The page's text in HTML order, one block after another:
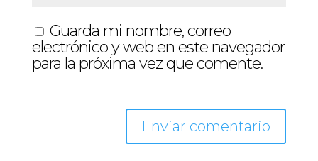
Guarda mi nombre, correo
electrónico y web en este navegador
para la próxima vez que comente.